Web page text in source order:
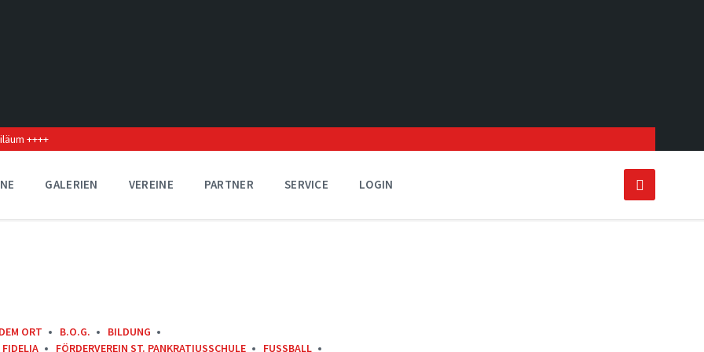
++++
GALERIEN VEREINE PARTNER SERVICE LOGIN
ORT B.O.G.
BILDUNG
FIDELIA FÖRDERVEREIN ST. PANKRATIUSSCHULE
FUSSBALL